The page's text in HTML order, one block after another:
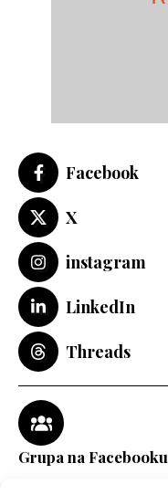
Facebook
X
instagram
LinkedIn
Threads
Grupa na Facebooku